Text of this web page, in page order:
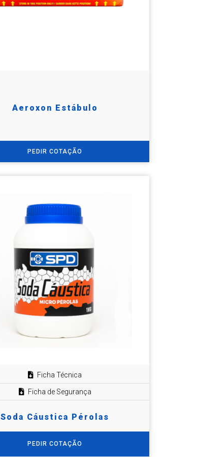
Aeroxon Estábulo
PEDIR COTAÇÃO
Ficha Técnica
Ficha de Segurança
Soda Cáustica Pérolas
PEDIR COTAÇÃO